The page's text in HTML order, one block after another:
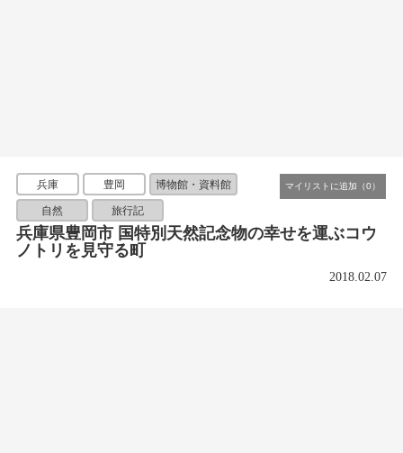
兵庫 豊岡 博物館・資料館
自然 旅行記
兵庫県豊岡市 国特別天然記念物の幸せを運ぶコウ
ノトリを見守る町
2018.02.07